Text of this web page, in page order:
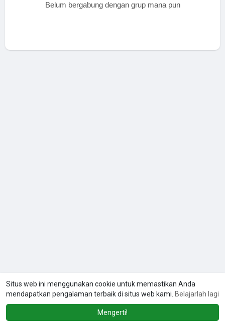
Situs web ini menggunakan cookie untuk memastikan Anda
mendapatkan pengalaman terbaik di situs web kami. Belajarlah lagi
Mengerti!
Belum bergabung dengan grup mana pun